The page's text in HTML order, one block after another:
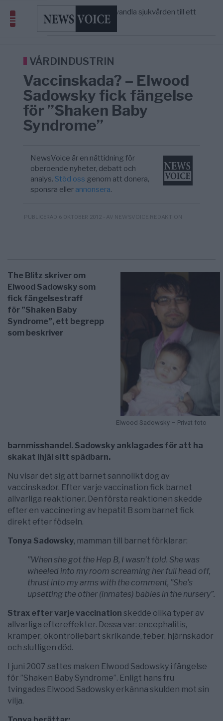
5/8
S och KD vill omvandla sjukvården till ett
geografiskt apartheidsystem
AFRIKA
Massiv anstormning till Ceuta – Misstankar
America” – Finally
VÅRDINDUSTRIN
Vaccinskada? – Elwood
Sadowsky fick fängelse
för ”Shaken Baby
Syndrome”
NewsVoice är en nättidning för
oberoende nyheter, debatt och
analys.Stöd oss genom att donera,
sponsra eller annonsera.
PUBLICERAD 6 OKTOBER 2012 - AV NEWSVOICE REDAKTION
Elwood Sadowsky – Privat foto
The Blitz skriver om
Elwood Sadowsky som
fick fängelsestraff
för ”Shaken Baby
Syndrome”, ett begrepp
som beskriver
barnmisshandel. Sadowsky anklagades för att ha
skakat ihjäl sitt spädbarn.
Nu visar det sig att barnet sannolikt dog av
vaccinskador. Efter varje vaccination fick barnet
allvarliga reaktioner. Den första reaktionen skedde
efter en vaccinering av hepatit B som barnet fick
direkt efter födseln.
Tonya Sadowsky, mamman till barnet förklarar:
”When she got the Hep B, I wasn’t told. She was
wheeled into my room screaming her full head off,
thrust into my arms with the comment, ”She’s
upsetting the other (inmates) babies in the nursery”.
Strax efter varje vaccination skedde olika typer av
allvarliga eftereffekter. Dessa var: encephalitis,
kramper, okontrollebart skrikande, feber, hjärnskador
och slutligen död.
I juni 2007 sattes maken Elwood Sadowsky i fängelse
för ”Shaken Baby Syndrome”. Enligt hans fru
tvingades Elwood Sadowsky erkänna skulden mot sin
vilja.